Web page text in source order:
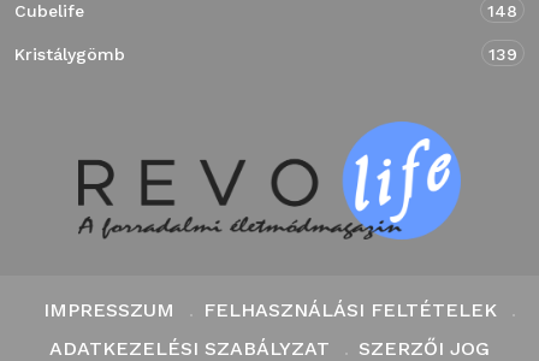
Cubelife 148
Kristálygömb 139
IMPRESSZUM
FELHASZNÁLÁSI FELTÉTELEK
ADATKEZELÉSI SZABÁLYZAT
SZERZŐI JOG